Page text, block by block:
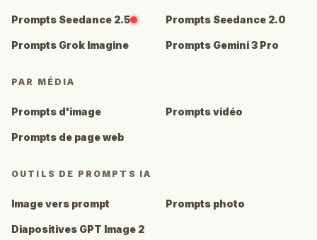
Prompts Seedance 2.5 Prompts Seedance 2.0
Prompts Grok Imagine Prompts Gemini 3 Pro
PAR MÉDIA
Prompts d'image Prompts vidéo
Prompts de page web
OUTILS DE PROMPTS IA
Image vers prompt Prompts photo
Diapositives GPT Image 2